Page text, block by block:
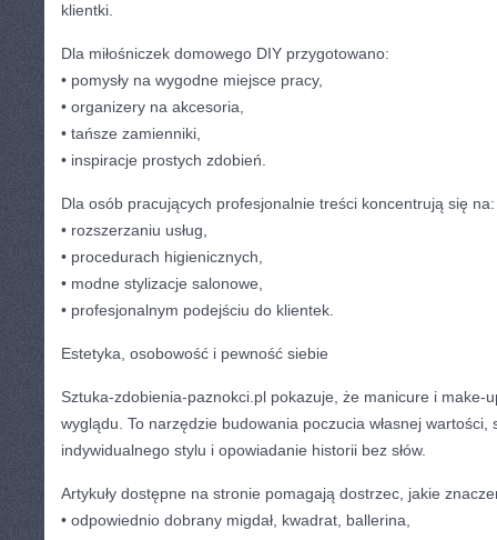
klientki.
Dla miłośniczek domowego DIY przygotowano:
• pomysły na wygodne miejsce pracy,
• organizery na akcesoria,
• tańsze zamienniki,
• inspiracje prostych zdobień.
Dla osób pracujących profesjonalnie treści koncentrują się na:
• rozszerzaniu usług,
• procedurach higienicznych,
• modne stylizacje salonowe,
• profesjonalnym podejściu do klientek.
Estetyka, osobowość i pewność siebie
Sztuka-zdobienia-paznokci.pl pokazuje, że manicure i make-
wyglądu. To narzędzie budowania poczucia własnej wartości,
indywidualnego stylu i opowiadanie historii bez słów.
Artykuły dostępne na stronie pomagają dostrzec, jakie
• odpowiednio dobrany migdał, kwadrat, ballerina,